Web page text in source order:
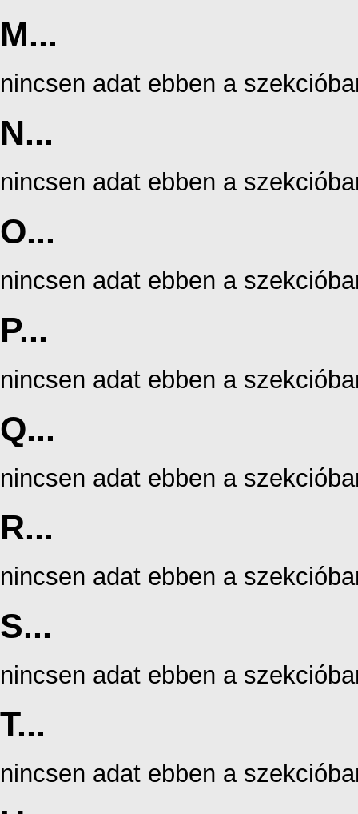
M...
nincsen adat ebben a
N...
nincsen adat ebben a
O...
nincsen adat ebben a
P...
nincsen adat ebben a
Q...
nincsen adat ebben a
R...
nincsen adat ebben a
S...
nincsen adat ebben a
T...
nincsen adat ebben a